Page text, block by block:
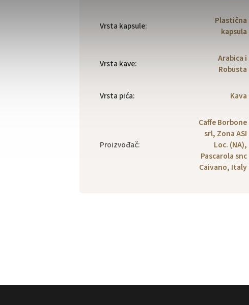
Vrsta kapsule:
Plastična
kapsula
Vrsta kave:
Arabica i
Robusta
Vrsta pića: Kava
Proizvođač:
Caffe Borbone
srl, Zona ASI
Loc. (NA),
Pascarola snc
Caivano, Italy